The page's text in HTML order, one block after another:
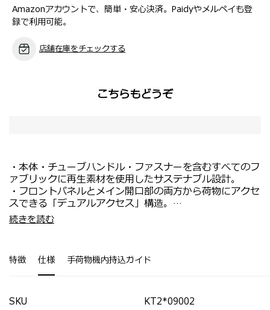
Amazonアカウントで、簡単・安心決済。Paidyやメルペイも登
録で利用可能。
店舗在庫をチェックする
こちらもどうぞ
・本体・チューブハンドル・ファスナーを含むすべてのフ
ァブリックに再生素材を使用したサステナブル設計。
・フロントパネルとメイン開口部の両方から荷物にアクセ
スできる「デュアルアクセス」構造。
・フロントパネルとメイン収納部それぞれにTSAロックを
装備。
拡張可能。
・スムーズな移動を実現するサスペンションホイール。
・伸縮ハンドル根元にハンギングフックを搭載し、移動中
・多段階に調整できる伸縮ハンドルで、自分に合ったフィ
・国内旅行はもちろん、短期の海外旅行にもおすすめ。
・パッキングキューブが付属。S×1個、M×1個。
続きを読む
特徴 仕様 手荷物機内持込ガイド
SKU KT2*09002